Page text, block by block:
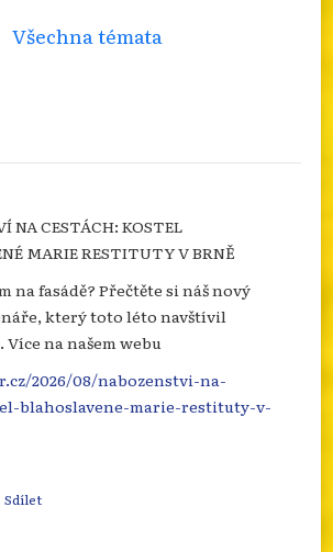
Všechna témata
NA CESTÁCH: KOSTEL
MARIE RESTITUTY V BRNĚ
na fasádě? Přečtěte si náš nový
který toto léto navštívil
na našem webu
2026/08/nabozenstvi-na-
blahoslavene-marie-restituty-v-
Sdílet